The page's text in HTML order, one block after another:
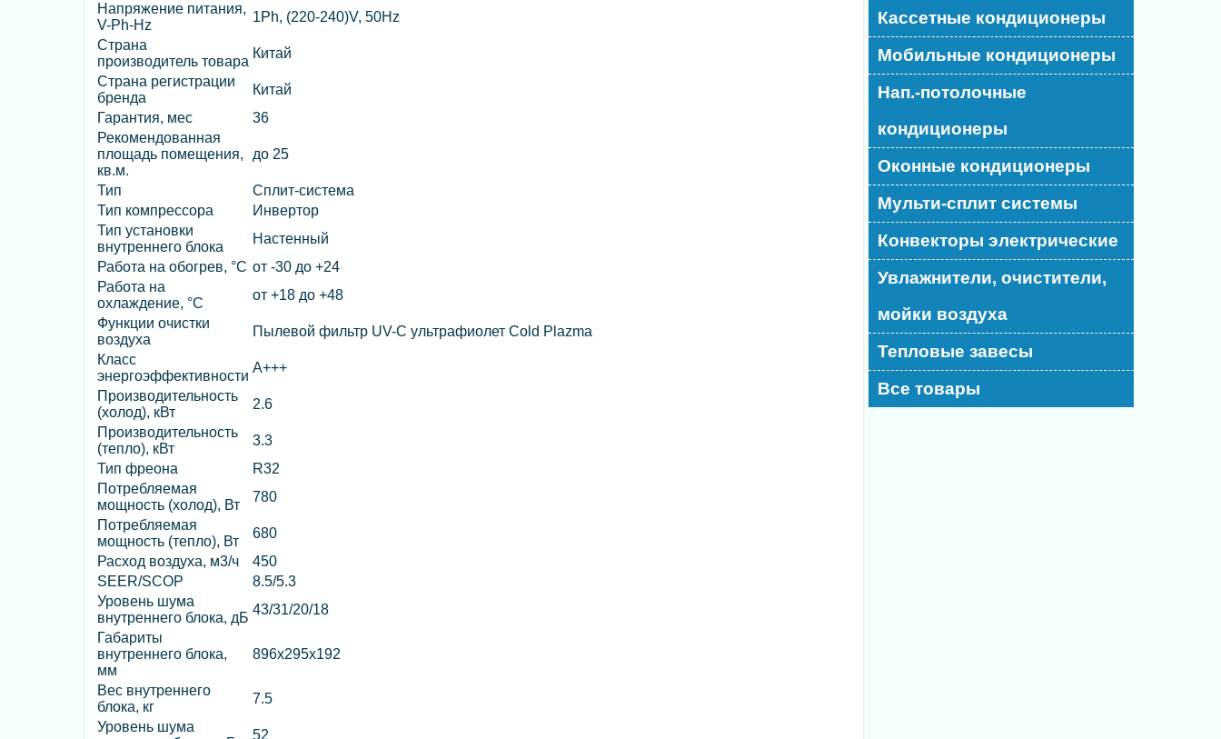
Напряжение питания,
V-Ph-Hz
1Ph, (220-240)V, 50Hz
Страна
производитель товара
Китай
Страна регистрации
бренда
Китай
Гарантия, мес
36
Рекомендованная
площадь помещения,
кв.м.
до 25
Тип
Сплит-система
Тип компрессора
Инвертор
Тип установки
внутреннего блока
Настенный
Работа на обогрев, °C от -30 до +24
Работа на
охлаждение, °C
от +18 до +48
Функции очистки
воздуха
Пылевой фильтр UV-C ультрафиолет Cold Plazma
Класс
энергоэффективности
А+++
Производительность
(холод), кВт
2.6
Производительность
(тепло), кВт
3.3
Тип фреона
R32
Потребляемая
мощность (холод), Вт
780
Потребляемая
мощность (тепло), Вт
680
Расход воздуха, м3/ч
450
SEER/SCOP
8.5/5.3
Уровень шума
внутреннего блока, дБ
43/31/20/18
Габариты
внутреннего блока,
мм
896x295x192
Вес внутреннего
блока, кг
7.5
Уровень шума
52
Кассетные кондиционеры
Мобильные кондиционеры
Нап.-потолочные
кондиционеры
Оконные кондиционеры
Мульти-сплит системы
Конвекторы электрические
Увлажнители, очистители,
мойки воздуха
Тепловые завесы
Все товары